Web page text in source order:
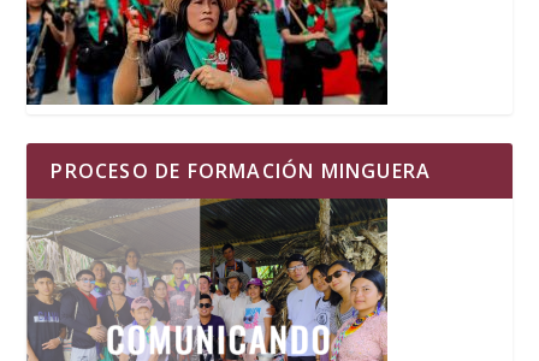
PROCESO DE FORMACIÓN MINGUERA